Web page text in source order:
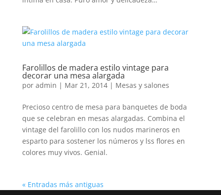
Farolillos de madera estilo vintage para
decorar una mesa alargada
por admin | Mar 21, 2014| Mesas y salones
Precioso centro de mesa para banquetes de boda
que se celebran en mesas alargadas. Combina el
vintage del farolillo con los nudos marineros en
esparto para sostener los números y lss flores en
colores muy vivos. Genial.
« Entradas más antiguas